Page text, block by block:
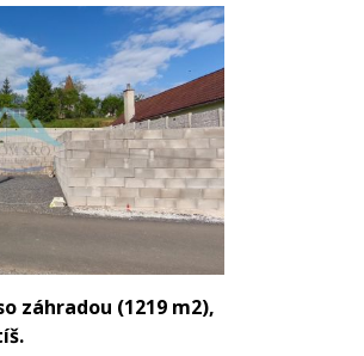
záhradou (1219 m2),